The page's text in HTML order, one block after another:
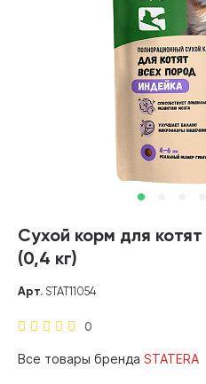
Сухой корм для котят
(0,4 кг)
0
Арт. STAT11054
Все товары бренда STATERA